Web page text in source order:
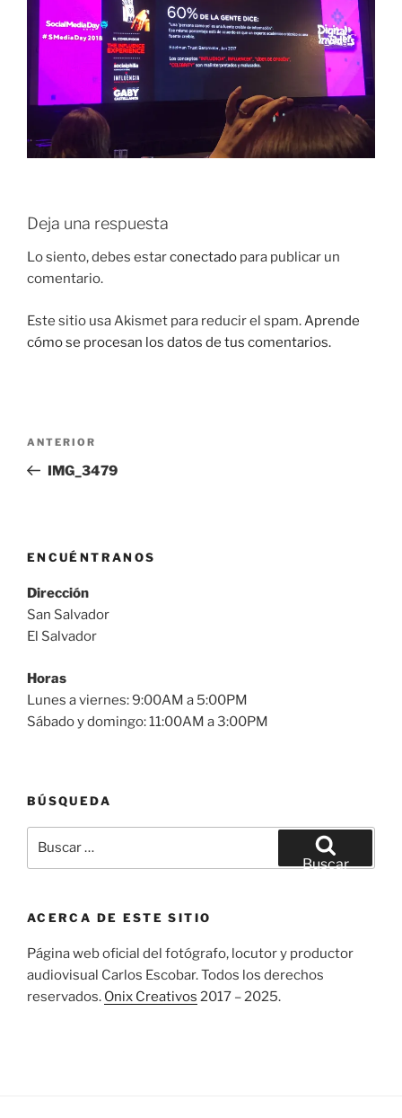
Deja una respuesta
Lo siento, debes estarconectado para publicar un
comentario.
Este sitio usa Akismet para reducir el spam.Aprende
cómo se procesan los datos de tus comentarios.
entradas
Entrada
anterior:
ANTERIOR
IMG_3479
ENCUÉNTRANOS
Dirección
San Salvador
El Salvador
Horas
Lunes a viernes: 9:00AM a 5:00PM
Sábado y domingo: 11:00AM a 3:00PM
BÚSQUEDA
por:
Buscar
ACERCA DE ESTE SITIO
Página web oficial del fotógrafo, locutor y productor
audiovisual Carlos Escobar. Todos los derechos
reservados. Onix Creativos 2017 – 2025.